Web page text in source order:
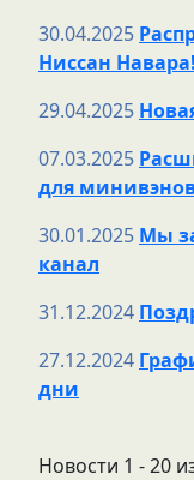
30.04.2025
Ниссан Навара!
29.04.2025
07.03.2025
для
30.01.2025 Мы
канал
31.12.2024
27.12.2024
дни
Новости 1 - 20